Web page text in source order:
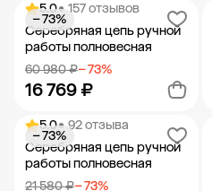
Добавить в корзину
5.0• 157 отзывов
Серебряная цепь ручной
работы полновесная
60 980 ₽− 73%
16 769 ₽
− 73%
Добавить в корзину
5.0• 92 отзыва
Серебряная цепь ручной
работы полновесная
21 580 ₽− 73%
− 73%